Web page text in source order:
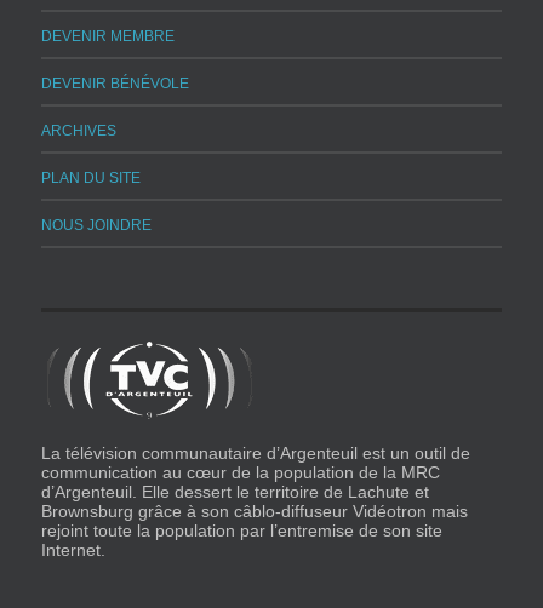
DEVENIR MEMBRE
DEVENIR BÉNÉVOLE
ARCHIVES
PLAN DU SITE
NOUS JOINDRE
La télévision communautaire d’Argenteuil est un outil de
communication au cœur de la population de la MRC
d’Argenteuil. Elle dessert le territoire de Lachute et
Brownsburg grâce à son câblo-diffuseur Vidéotron mais
rejoint toute la population par l’entremise de son site
Internet.